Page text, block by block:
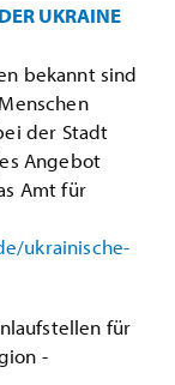
UKRAINE
bekannt sind
der Stadt
Angebot
Amt für
ukrainische-
für
-